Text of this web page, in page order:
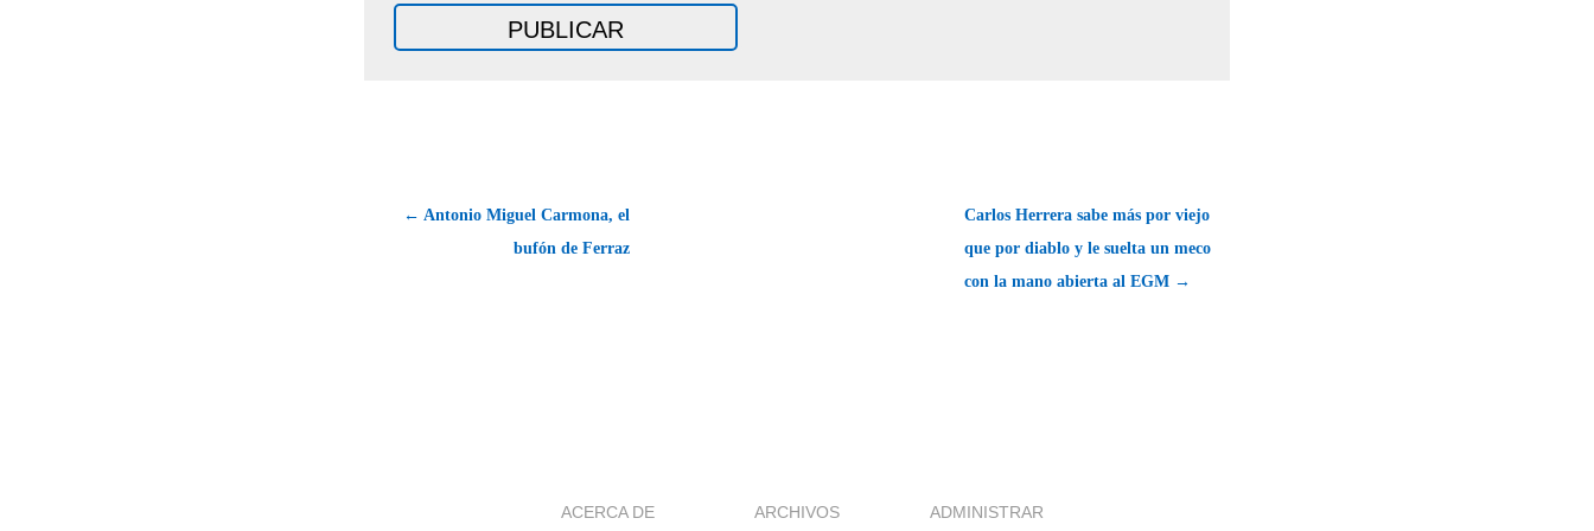
← Antonio Miguel Carmona, el
bufón de Ferraz
Carlos Herrera sabe más por viejo
que por diablo y le suelta un meco
con la mano abierta al EGM →
ACERCA DE ARCHIVOS ADMINISTRAR